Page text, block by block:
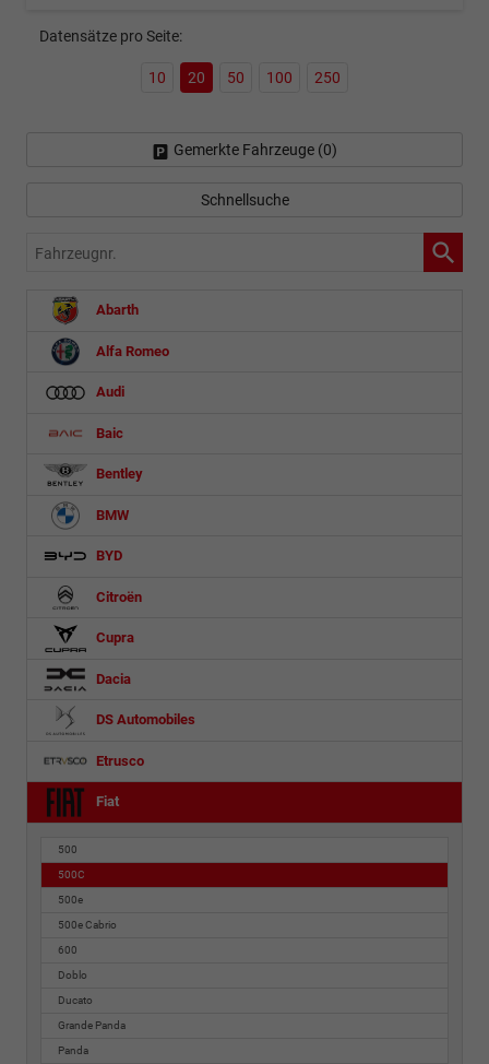
Datensätze pro Seite:
10 20 50 100 250
Gemerkte Fahrzeuge (0)
Schnellsuche
Fahrzeugnr.
Abarth
Alfa Romeo
Audi
Baic
Bentley
BMW
BYD
Citroën
Cupra
Dacia
DS Automobiles
Etrusco
Fiat
500
500C
500e
500e Cabrio
600
Doblo
Ducato
Grande Panda
Panda